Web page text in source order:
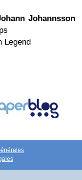
Johannsson
Legend